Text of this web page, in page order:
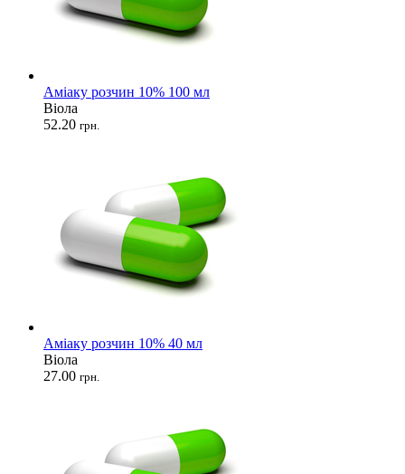
Аміаку розчин 10% 100 мл
Віола
52.20 грн.
Аміаку розчин 10% 40 мл
Віола
27.00 грн.